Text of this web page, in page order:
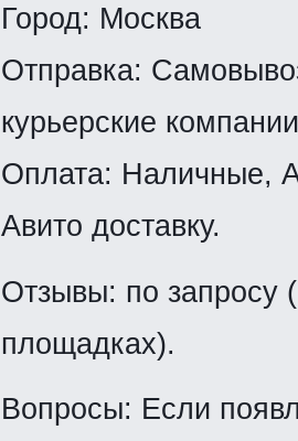
Город: Москва
Отправка:
курьерские
Оплата: Наличные,
Авито доставку.
Отзывы: по запросу
площадках).
Вопросы: Если